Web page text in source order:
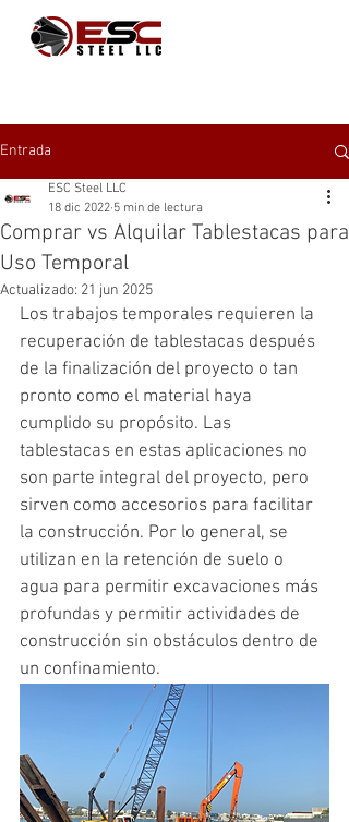
Entrada
Comprar vs Alquilar Tablestacas para
Uso Temporal
ESC Steel LLC
18 dic 2022 5 min de lectura
Actualizado: 21 jun 2025
Los trabajos temporales requieren la
recuperación de tablestacas después
de la finalización del proyecto o tan
pronto como el material haya
cumplido su propósito. Las
tablestacas en estas aplicaciones no
son parte integral del proyecto, pero
sirven como accesorios para facilitar
la construcción. Por lo general, se
utilizan en la retención de suelo o
agua para permitir excavaciones más
profundas y permitir actividades de
construcción sin obstáculos dentro de
un confinamiento.